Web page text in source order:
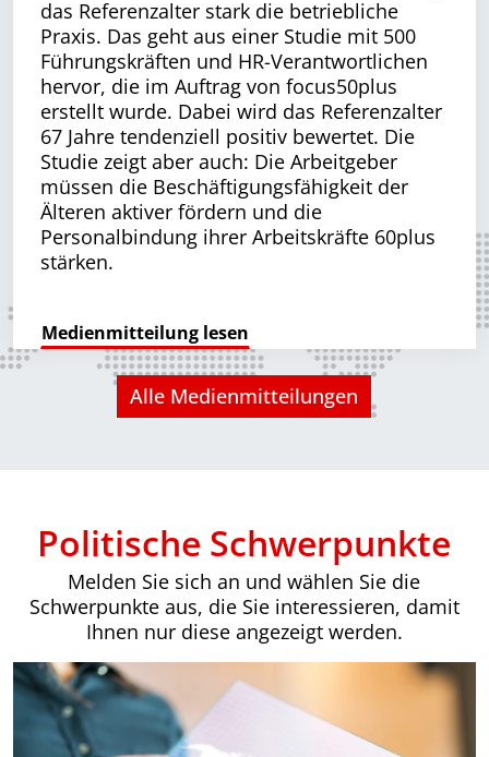
das Referenzalter stark die betrieb­liche
Praxis. Das geht aus einer Studie mit 500
Führungskräften und HR-Ver­ant­wort­lichen
hervor, die im Auftrag von focus50plus
erstellt wurde. Dabei wird das Referenzalter
67 Jahre tendenziell positiv bewertet. Die
Studie zeigt aber auch: Die Arbeitgeber
müssen die Beschäf­ti­gungs­fähigkeit der
Älteren aktiver fördern und die
Personalbindung ihrer Arbeitskräfte 60plus
stärken.
Medienmitteilung lesen
Alle Medienmitteilungen
Politische Schwerpunkte
Melden Sie sich an und wählen Sie die
Schwerpunkte aus, die Sie interessieren, damit
Ihnen nur diese angezeigt werden.